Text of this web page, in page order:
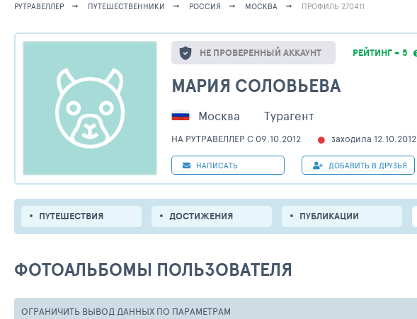
РУТРАВЕЛЛЕР ПУТЕШЕСТВЕННИКИ РОССИЯ МОСКВА ПРОФИЛЬ 270411
НЕ ПРОВЕРЕННЫЙ АККАУНТ РЕЙТИНГ + 5
МАРИЯ СОЛОВЬЕВА
Москва Турагент
НА РУТРАВЕЛЛЕР C 09.10.2012 заходила 12.10.2012
НАПИСАТЬ ДОБАВИТЬ В ДРУЗЬЯ
ПУТЕШЕСТВИЯ ДОСТИЖЕНИЯ ПУБЛИКАЦИИ
ФОТОАЛЬБОМЫ ПОЛЬЗОВАТЕЛЯ
ОГРАНИЧИТЬ ВЫВОД ДАННЫХ ПО ПАРАМЕТРАМ